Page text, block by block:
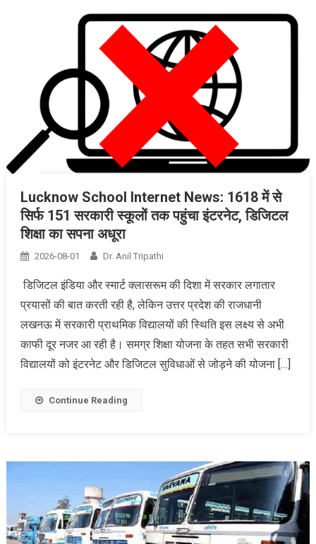
Lucknow School Internet News: 1618 में से
सिर्फ 151 सरकारी स्कूलों तक पहुंचा इंटरनेट, डिजिटल
शिक्षा का सपना अधूरा
2026-08-01 Dr. Anil Tripathi
डिजिटल इंडिया और स्मार्ट क्लासरूम की दिशा में सरकार लगातार
प्रयासों की बात करती रही है, लेकिन उत्तर प्रदेश की राजधानी
लखनऊ में सरकारी प्राथमिक विद्यालयों की स्थिति इस लक्ष्य से अभी
काफी दूर नजर आ रही है। समग्र शिक्षा योजना के तहत सभी सरकारी
विद्यालयों को इंटरनेट और डिजिटल सुविधाओं से जोड़ने की योजना […]
Continue Reading